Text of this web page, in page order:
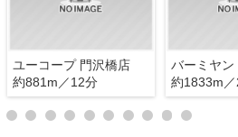
ユーコープ 門沢橋店
約881m／12分
バーミヤン
約1833m